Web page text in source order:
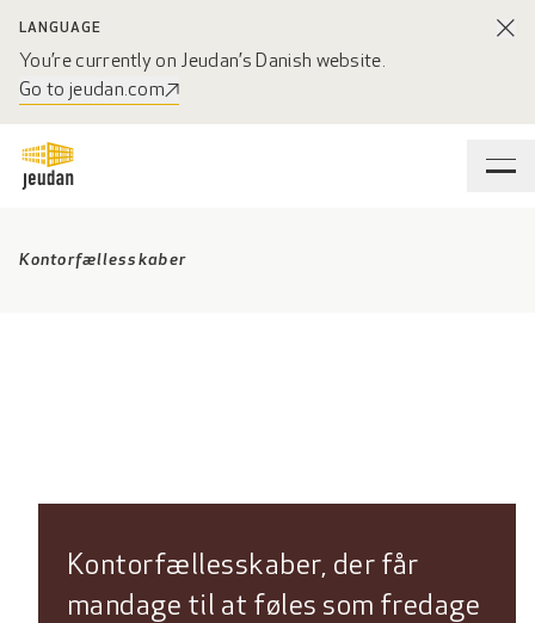
LANGUAGE
You’re currently on Jeudan’s Danish website.
Go to jeudan.com
Kontorfællesskaber
Kontorfællesskaber, der får
mandage til at føles som fredage